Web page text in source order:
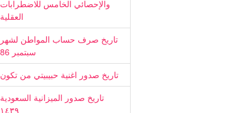
والإحصائي الخامس للاضطرابات
العقلية
تاريخ صرف حساب المواطن لشهر
سبتمبر 86
تاريخ صدور اغنية حبيبيتي من تكون
تاريخ صدور الميزانية السعودية
١٤٣٩